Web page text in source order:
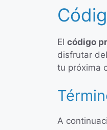
El código
disfrutar
tu próxima
A